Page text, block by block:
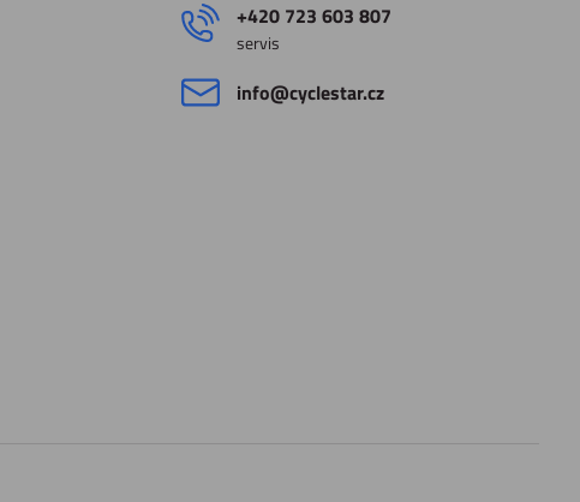
+420 723 603 807
servis
info​@cyclestar​.cz